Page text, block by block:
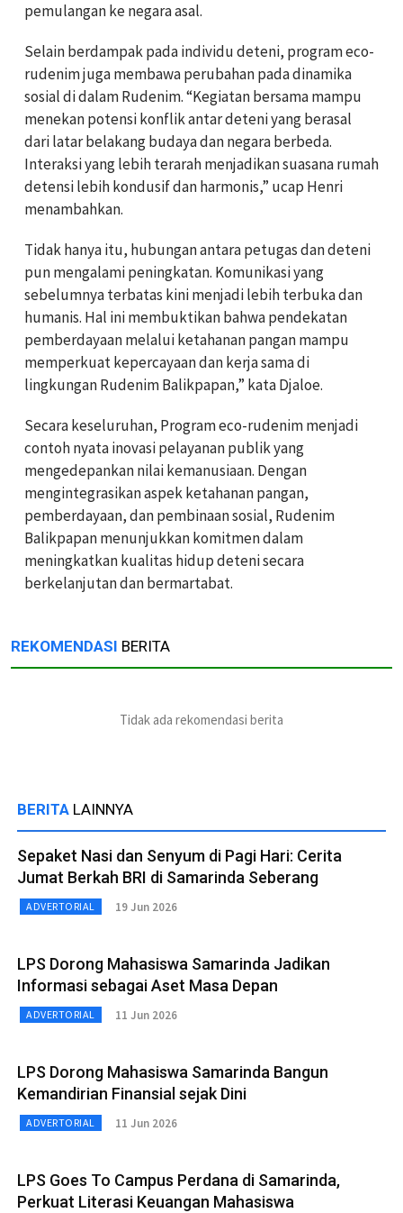
pemulangan ke negara asal.
Selain berdampak pada individu deteni, program eco-
rudenim juga membawa perubahan pada dinamika
sosial di dalam Rudenim. “Kegiatan bersama mampu
menekan potensi konflik antar deteni yang berasal
dari latar belakang budaya dan negara berbeda.
Interaksi yang lebih terarah menjadikan suasana rumah
detensi lebih kondusif dan harmonis,” ucap Henri
menambahkan.
Tidak hanya itu, hubungan antara petugas dan deteni
pun mengalami peningkatan. Komunikasi yang
sebelumnya terbatas kini menjadi lebih terbuka dan
humanis. Hal ini membuktikan bahwa pendekatan
pemberdayaan melalui ketahanan pangan mampu
memperkuat kepercayaan dan kerja sama di
lingkungan Rudenim Balikpapan,” kata Djaloe.
Secara keseluruhan, Program eco-rudenim menjadi
contoh nyata inovasi pelayanan publik yang
mengedepankan nilai kemanusiaan. Dengan
mengintegrasikan aspek ketahanan pangan,
pemberdayaan, dan pembinaan sosial, Rudenim
Balikpapan menunjukkan komitmen dalam
meningkatkan kualitas hidup deteni secara
berkelanjutan dan bermartabat.
REKOMENDASI BERITA
Tidak ada rekomendasi berita
BERITA LAINNYA
Sepaket Nasi dan Senyum di Pagi Hari: Cerita
Jumat Berkah BRI di Samarinda Seberang
ADVERTORIAL 19 Jun 2026
LPS Dorong Mahasiswa Samarinda Jadikan
Informasi sebagai Aset Masa Depan
ADVERTORIAL 11 Jun 2026
LPS Dorong Mahasiswa Samarinda Bangun
Kemandirian Finansial sejak Dini
ADVERTORIAL 11 Jun 2026
LPS Goes To Campus Perdana di Samarinda,
Perkuat Literasi Keuangan Mahasiswa